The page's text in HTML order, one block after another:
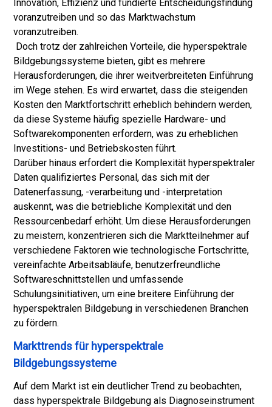
Innovation, Effizienz und fundierte Entscheidungsfindung
voranzutreiben und so das Marktwachstum
voranzutreiben.
Doch trotz der zahlreichen Vorteile, die hyperspektrale
Bildgebungssysteme bieten, gibt es mehrere
Herausforderungen, die ihrer weitverbreiteten Einführung
im Wege stehen. Es wird erwartet, dass die steigenden
Kosten den Marktfortschritt erheblich behindern werden,
da diese Systeme häufig spezielle Hardware- und
Softwarekomponenten erfordern, was zu erheblichen
Investitions- und Betriebskosten führt.
Darüber hinaus erfordert die Komplexität hyperspektraler
Daten qualifiziertes Personal, das sich mit der
Datenerfassung, -verarbeitung und -interpretation
auskennt, was die betriebliche Komplexität und den
Ressourcenbedarf erhöht. Um diese Herausforderungen
zu meistern, konzentrieren sich die Marktteilnehmer auf
verschiedene Faktoren wie technologische Fortschritte,
vereinfachte Arbeitsabläufe, benutzerfreundliche
Softwareschnittstellen und umfassende
Schulungsinitiativen, um eine breitere Einführung der
hyperspektralen Bildgebung in verschiedenen Branchen
zu fördern.
Markttrends für hyperspektrale
Bildgebungssysteme
Auf dem Markt ist ein deutlicher Trend zu beobachten,
dass hyperspektrale Bildgebung als Diagnoseinstrument